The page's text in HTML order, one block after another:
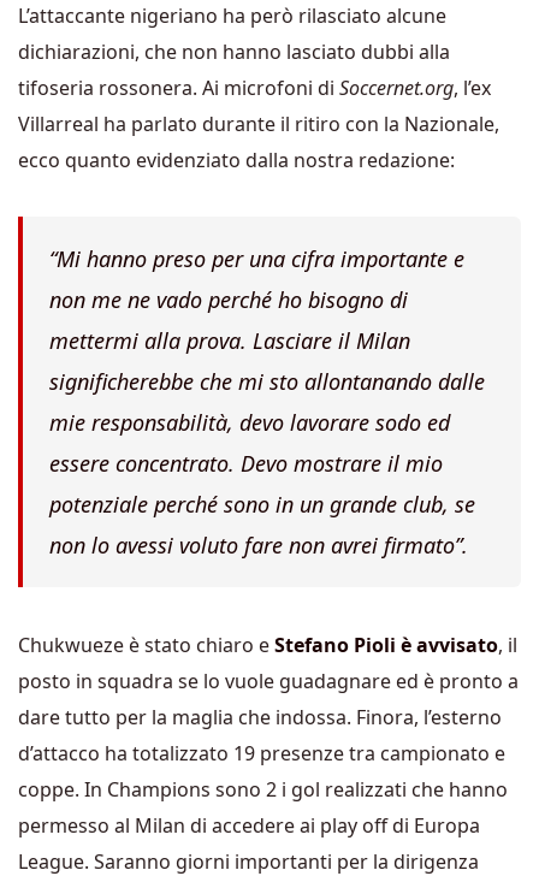
L’attaccante nigeriano ha però rilasciato alcune
dichiarazioni, che non hanno lasciato dubbi alla
tifoseria rossonera. Ai microfoni di Soccernet.org, l’ex
Villarreal ha parlato durante il ritiro con la Nazionale,
ecco quanto evidenziato dalla nostra redazione:
“Mi hanno preso per una cifra importante e
non me ne vado perché ho bisogno di
mettermi alla prova. Lasciare il Milan
significherebbe che mi sto allontanando dalle
mie responsabilità, devo lavorare sodo ed
essere concentrato. Devo mostrare il mio
potenziale perché sono in un grande club, se
non lo avessi voluto fare non avrei firmato”.
Chukwueze è stato chiaro eStefano Pioli è avvisato, il
posto in squadra se lo vuole guadagnare ed è pronto a
dare tutto per la maglia che indossa. Finora, l’esterno
d’attacco ha totalizzato 19 presenze tra campionato e
coppe. In Champions sono 2 i gol realizzati che hanno
permesso al Milan di accedere ai play off di Europa
League. Saranno giorni importanti per la dirigenza